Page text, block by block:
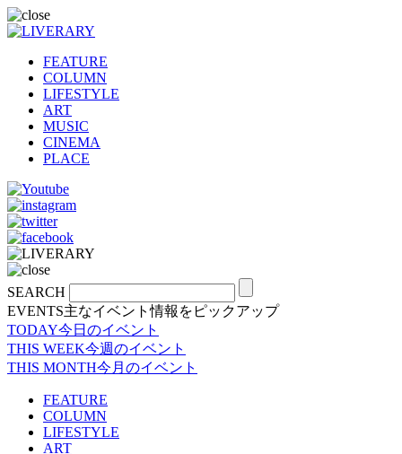
FEATURE
COLUMN
LIFESTYLE
ART
MUSIC
CINEMA
PLACE
SEARCH
EVENTS主なイベント情報をピックアップ
TODAY今日のイベント
THIS WEEK今週のイベント
THIS MONTH今月のイベント
FEATURE
COLUMN
LIFESTYLE
ART